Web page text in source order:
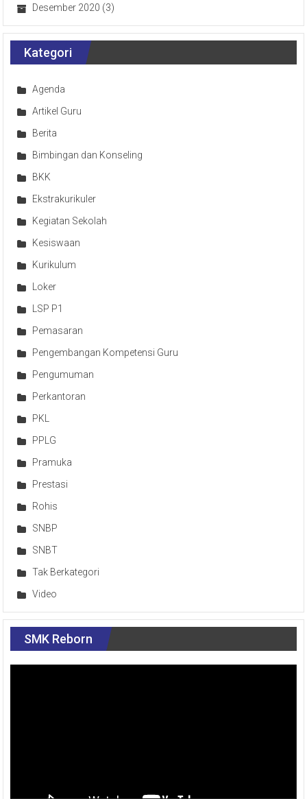
Desember 2020 (3)
Kategori
Agenda
Artikel Guru
Berita
Bimbingan dan Konseling
BKK
Ekstrakurikuler
Kegiatan Sekolah
Kesiswaan
Kurikulum
Loker
LSP P1
Pemasaran
Pengembangan Kompetensi Guru
Pengumuman
Perkantoran
PKL
PPLG
Pramuka
Prestasi
Rohis
SNBP
SNBT
Tak Berkategori
Video
SMK Reborn